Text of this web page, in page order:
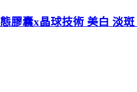
膠囊x晶球技術 美白 淡